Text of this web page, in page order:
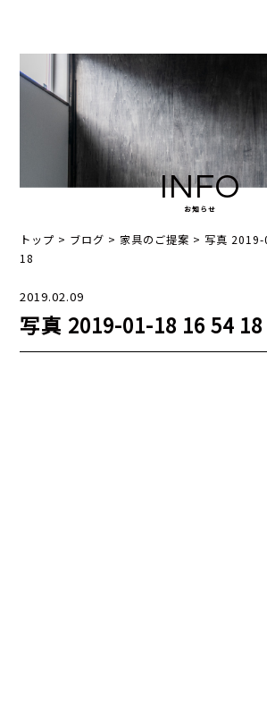
INFO
お知らせ
トップ > ブログ >家具のご提案 > 写真
18
2019.02.09
写真 2019-01-18 16 54 18